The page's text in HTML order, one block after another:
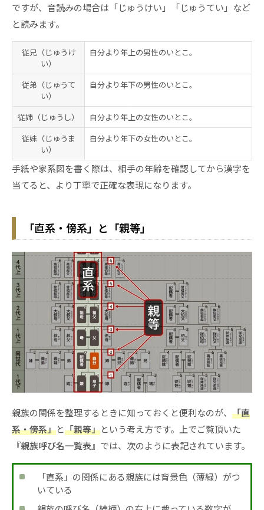
ですが、音読みの場合は「じゅうけい」「じゅうてい」など
と読みます。
従兄（じゅうけ
い）
自分より年上の男性のいとこ。
従弟 （じゅうて
い）
自分より年下の男性のいとこ。
従姉 （じゅうし）
自分より年上の女性のいとこ。
従妹 （じゅうま
い）
自分より年下の女性のいとこ。
手紙や家系図を書く際は、相手の年齢を確認してから漢字を
当てると、より丁寧で正確な表現になります。
「直系・傍系」と「親等」
親族の関係を整理するときに知っておくと便利なのが、 「直
系・傍系」と「親等」という考え方です。上でご覧頂いた
『親族呼び名一覧表』 では、次のように表記されています。
「直系」の関係にある親族には背景色（薄緑）がつ
いている